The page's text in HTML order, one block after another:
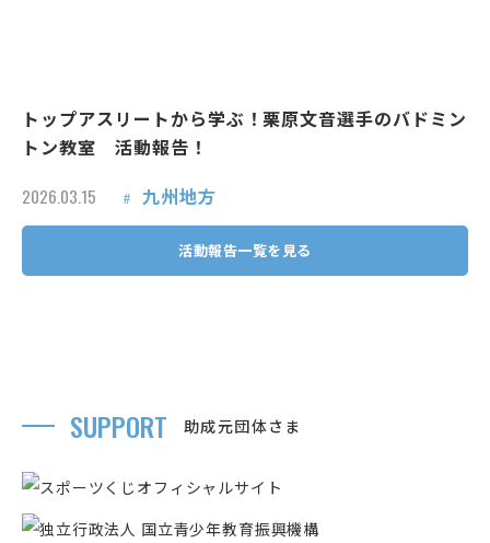
トップアスリートから学ぶ！栗原文音選手のバドミン
トン教室 活動報告！
2026.03.15 九州地方
活動報告一覧を見る
SUPPORT 助成元団体さま